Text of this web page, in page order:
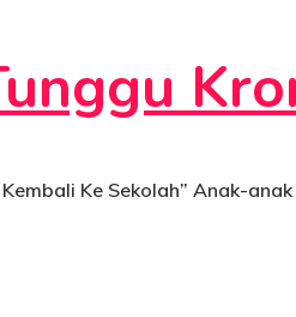
Ke Sekolah” Anak-